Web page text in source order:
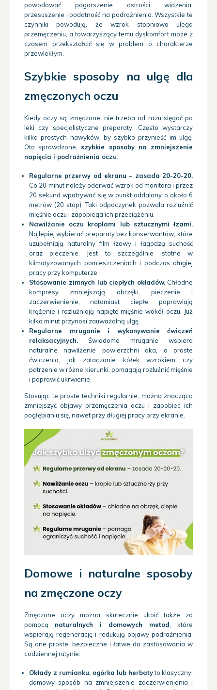
powodować pogorszenie ostrości widzenia,
przesuszenie i podatność na podrażnienia. Wszystkie te
czynniki powodują, że wzrok stopniowo ulega
przemęczeniu, a towarzyszący temu dyskomfort może z
czasem przekształcić się w problem o charakterze
przewlekłym.
Szybkie sposoby na ulgę dla
zmęczonych oczu
Kiedy oczy są zmęczone, nie trzeba od razu sięgać po
leki czy specjalistyczne preparaty. Często wystarczy
kilka prostych nawyków, by szybko przynieść im ulgę.
Oto sprawdzone, szybkie sposoby na zmniejszenie
napięcia i podrażnienia oczu:
Regularne przerwy od ekranu – zasada 20-20-20.
Co 20 minut należy oderwać wzrok od monitora i przez
20 sekund wpatrywać się w punkt oddalony o około 6
metrów (20 stóp). Taki odpoczynek pozwala rozluźnić
mięśnie oczu i zapobiega ich przeciążeniu.
Nawilżanie oczu kroplami lub sztucznymi łzami.
Najlepiej wybierać preparaty bez konserwantów, które
uzupełniają naturalny film łzowy i łagodzą suchość
oraz pieczenie. Jest to szczególnie istotne w
klimatyzowanych pomieszczeniach i podczas długiej
pracy przy komputerze.
Stosowanie zimnych lub ciepłych okładów. Chłodne
kompresy zmniejszają obrzęki, pieczenie i
zaczerwienienie, natomiast ciepłe poprawiają
krążenie i rozluźniają napięte mięśnie wokół oczu. Już
kilka minut przynosi zauważalną ulgę.
Regularne mruganie i wykonywanie ćwiczeń
relaksacyjnych. Świadome mruganie wspiera
naturalne nawilżenie powierzchni oka, a proste
ćwiczenia, jak zataczanie kółek wzrokiem czy
patrzenie w różne kierunki, pomagają rozluźnić mięśnie
i poprawić ukrwienie.
Stosując te proste techniki regularnie, można znacząco
zmniejszyć objawy przemęczenia oczu i zapobiec ich
pogłębianiu się, nawet przy długiej pracy przy ekranie.
Domowe i naturalne sposoby
na zmęczone oczy
Zmęczone oczy można skutecznie ukoić także za
pomocą naturalnych i domowych metod , które
wspierają regenerację i redukują objawy podrażnienia.
Są one proste, bezpieczne i łatwe do zastosowania w
codziennej rutynie.
Okłady z rumianku, ogórka lub herbatyto klasyczny,
domowy sposób na zmniejszenie zaczerwienienia i